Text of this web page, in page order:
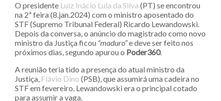
O presidente Luiz Inácio Lula da Silva (PT) se encontrou
na 2ª feira (8.jan.2024) com o ministro aposentado do
STF (Supremo Tribunal Federal) Ricardo Lewandowski.
Depois da conversa, o anúncio do magistrado como novo
ministro da Justiça ficou “maduro”e deve ser feito nos
próximos dias, segundo apurou o Poder360.
A reunião teria tido a presença do atual ministro da
Justiça, Flávio Dino (PSB), que assumirá uma cadeira no
STF em fevereiro. Lewandowski era o principal cotado
para assumir a vaga.